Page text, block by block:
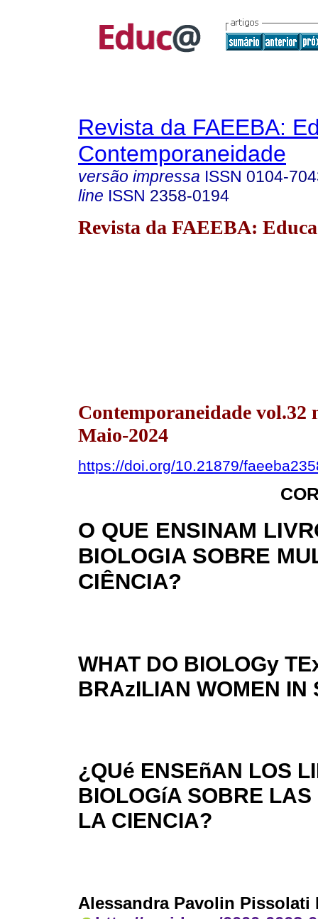
Revista da FAEEBA:
Contemporaneidade
versão impressa ISSN 0104-
line ISSN 2358-0194
Revista da FAEEBA:
Contemporaneidade
Maio-2024
https://doi.org/10.21879/
O QUE ENSINAM
BIOLOGIA SOBRE
CIÊNCIA?
WHAT DO BIOLOGy
BRAzILIAN WOMEN IN
¿QUé ENSEñAN LOS
BIOLOGíA SOBRE
LA CIENCIA?
Alessandra Pavolin Pissolati